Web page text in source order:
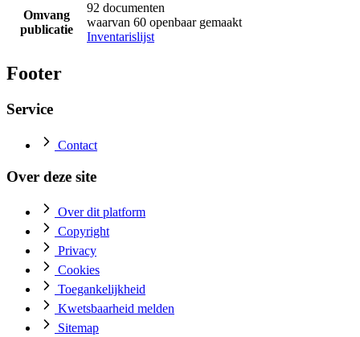
Omvang
publicatie
92 documenten
waarvan 60 openbaar gemaakt
Inventarislijst
Footer
Service
Contact
Over deze site
Over dit platform
Copyright
Privacy
Cookies
Toegankelijkheid
Kwetsbaarheid melden
Sitemap